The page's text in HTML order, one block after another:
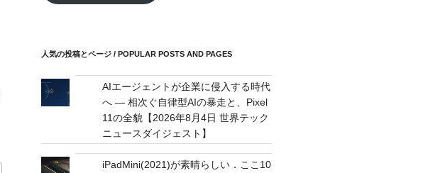
mail
人気の投稿とページ / POPULAR POSTS AND PAGES
AIエージェントが企業に侵入する時代
へ — 相次ぐ自律型AIの暴走と、Pixel
11の全貌【2026年8月4日 世界テック
ニュースダイジェスト】
iPadMini(2021)が素晴らしい．ここ10